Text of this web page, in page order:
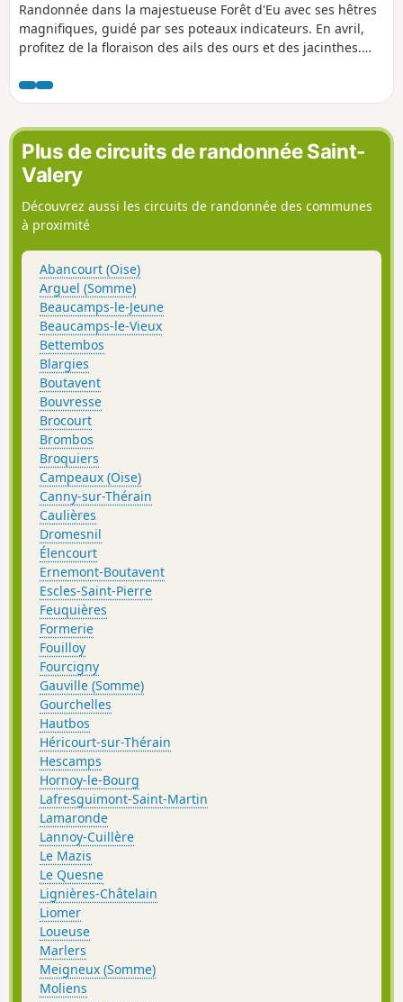
Randonnée dans la majestueuse Forêt d'Eu avec ses hêtres
magnifiques, guidé par ses poteaux indicateurs. En avril,
profitez de la floraison des ails des ours et des jacinthes.
quelques chevreuils. La randonnée se finit par une
magnifique vue sur la vallée de l'Yères.
Plus de circuits de randonnée Saint-
Valery
Découvrez aussi les circuits de randonnée des communes
à proximité
Abancourt (Oise)
Arguel (Somme)
Beaucamps-le-Jeune
Beaucamps-le-Vieux
Bettembos
Blargies
Boutavent
Bouvresse
Brocourt
Brombos
Broquiers
Campeaux (Oise)
Canny-sur-Thérain
Caulières
Dromesnil
Élencourt
Ernemont-Boutavent
Escles-Saint-Pierre
Feuquières
Formerie
Fouilloy
Fourcigny
Gauville (Somme)
Gourchelles
Hautbos
Héricourt-sur-Thérain
Hescamps
Hornoy-le-Bourg
Lafresguimont-Saint-Martin
Lamaronde
Lannoy-Cuillère
Le Mazis
Le Quesne
Lignières-Châtelain
Liomer
Loueuse
Marlers
Meigneux (Somme)
Moliens